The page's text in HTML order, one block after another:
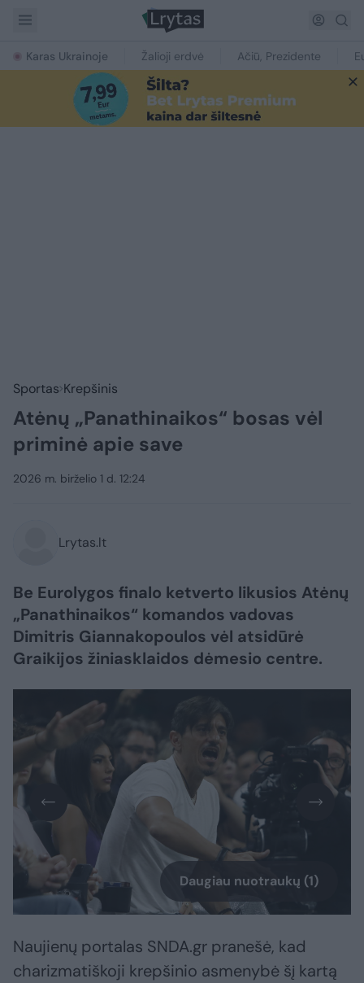
Karas Ukrainoje Žalioji erdvė Ačiū, Prezidente
Sportas Krepšinis
Atėnų „Panathinaikos“ bosas vėl
priminė apie save
2026 m. birželio 1 d. 12:24
Lrytas.lt
Be Eurolygos finalo ketverto likusios Atėnų
„Panathinaikos“ komandos vadovas
Dimitris Giannakopoulos vėl atsidūrė
Graikijos žiniasklaidos dėmesio centre.
Daugiau nuotraukų (1)
Naujienų portalas SNDA.gr pranešė, kad
charizmatiškoji krepšinio asmenybė šį kartą